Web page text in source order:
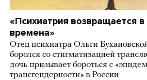
«Психиатрия возвращается
времена»
Отец психиатра Ольги
боролся со стигматизацией
дочь призывает бороться с
трансгендерности» в России